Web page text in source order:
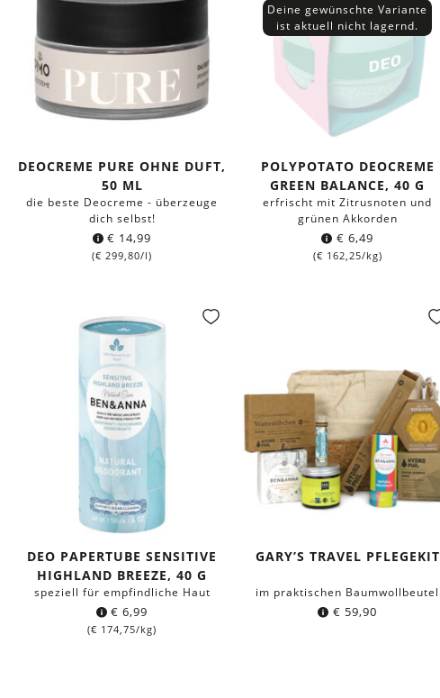
DEOCREME PURE OHNE DUFT,
50 ML
die beste Deocreme - überzeuge
dich selbst!
€ 14,99
(€ 299,80/l)
Deine gewünschte Variante
ist aktuell nicht lagernd.
POLYPOTATO DEOCREME
GREEN BALANCE, 40 G
erfrischt mit Zitrusnoten und
grünen Akkorden
€ 6,49
(€ 162,25/kg)
DEO PAPERTUBE SENSITIVE
HIGHLAND BREEZE, 40 G
speziell für empfindliche Haut
€ 6,99
(€ 174,75/kg)
GARY’S TRAVEL PFLEGEKIT
im praktischen Baumwollbeutel
€ 59,90